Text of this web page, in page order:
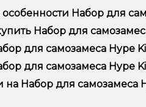
Набор для
Hype Kit Peach (Персик,
надежностью.
Набор для
оригинальную
регулярные акции и скидки для
для самозамеса Hype
в несколько кликов:
для самозамеса Hype Kit
для самозамеса Hype
предпочтений –
вкус. Наши менеджеры
на Набор для самозамеса